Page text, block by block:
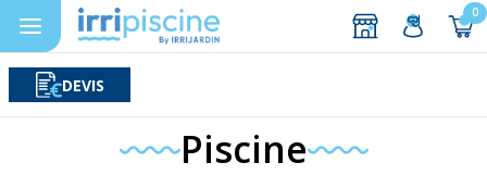
0
DEVIS
Piscine